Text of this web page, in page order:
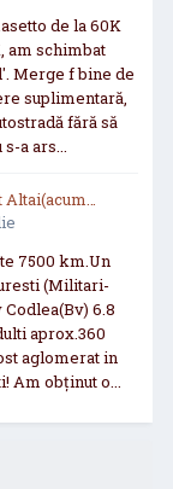
de la 60K
am schimbat
Merge f bine de
suplimentară,
fără să
a ars...
now 2026
7500 km.Un
(Militari-
6.8
aprox.360
aglomerat in
Am obținut o...